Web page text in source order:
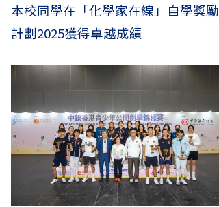
本校同學在「化學家在線」自學獎勵
計劃2025獲得卓越成績